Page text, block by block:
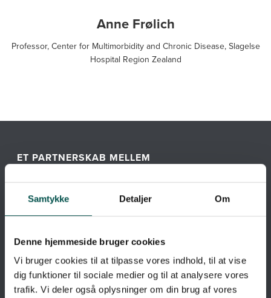
Samtykke Detaljer Om
Denne hjemmeside bruger cookies
Vi bruger cookies til at tilpasse vores indhold, til at vise
dig funktioner til sociale medier og til at analysere vores
trafik. Vi deler også oplysninger om din brug af vores
Anne Frølich
Professor, Center for Multimorbidity and Chronic Disease, Slagelse
Hospital Region Zealand
ET PARTNERSKAB MELLEM